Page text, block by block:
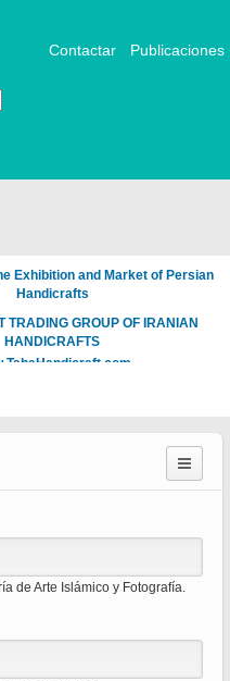
Contactar Publicaciones
Exhibition and Market of Persian
Handicrafts
TRADING GROUP OF IRANIAN
HANDICRAFTS
de Arte Islámico y Fotografía.